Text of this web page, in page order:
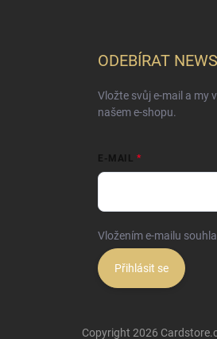
ODEBÍRAT
Vložte svůj e-mail a my
našem e-shopu.
E-MAIL
Vložením e-mailu
Přihlásit se
Copyright 2026